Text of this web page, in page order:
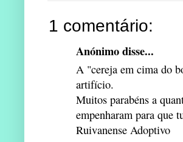
1 comentário:
Anónimo disse...
A "cereja em cima do
artifício.
Muitos parabéns a
empenharam para que
Ruivanense Adoptivo